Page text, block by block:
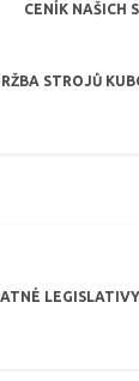
CENÍK NAŠICH
STROJŮ
LEGISLATIVY